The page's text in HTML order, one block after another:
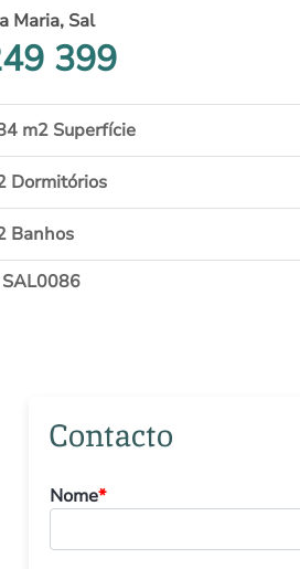
Maria, Sal
399
m2 Superfície
Dormitórios
Banhos
SAL0086
Contacto
Nome*